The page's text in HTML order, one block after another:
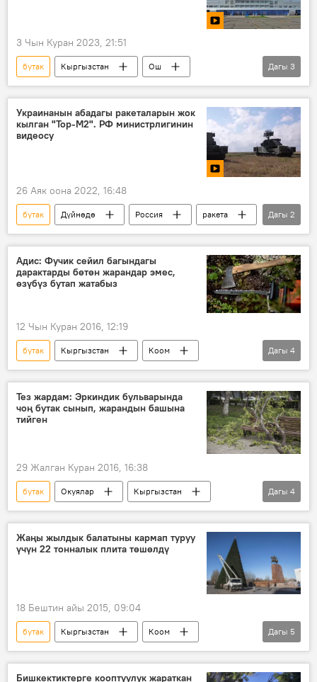
3 Чын Куран 2023, 21:51
бутак Кыргызстан
Ош
Ош аэропорту
учак Видео
Дагы 3
Украинанын абадагы ракеталарын жок
кылган "Тор-М2". РФ министрлигинин
видеосу
26 Аяк оона 2022, 16:48
бутак Дүйнөдө Россия
ракета
"Тор-М2" комплекси
Видео
Дагы 2
Адис: Фучик сейил багындагы
дарактарды бөтөн жарандар эмес,
өзүбүз бутап жатабыз
12 Чын Куран 2016, 12:19
бутак Кыргызстан
Коом
Жаңылыктар
Фучик паркы
дарактар
кыйуу
Дагы 4
Тез жардам: Эркиндик бульварында
чоң бутак сынып, жарандын башына
тийген
29 Жалган Куран 2016, 16:38
бутак Окуялар
Кыргызстан
Жаңылыктар
бульвар Эркиндик
тез жардам
Дагы 4
Жаңы жылдык балатыны кармап туруу
үчүн 22 тонналык плита төшөлдү
18 Бештин айы 2015, 09:04
бутак Кыргызстан
Коом
Жаңылыктар
Бишкек
Жаңы жыл
балаты
Жаңы жыл – 2016
Дагы 5
Бишкектиктерге кооптуулук жараткан